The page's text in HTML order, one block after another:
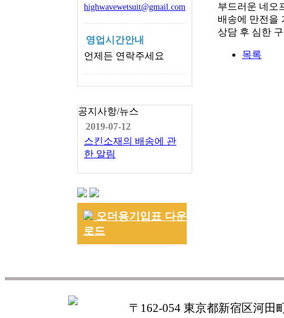
highwavewetsuit@gmail.com
영업시간안내
언제든 연락주세요
공지사항/뉴스
2019-07-12
스킨소재의 배송에 관
한 알림
오더용기입표 다운
로드
부드러운 네오
배송에 만전을
상담 후 심한
목록
〒162-054 東京都新宿区河田